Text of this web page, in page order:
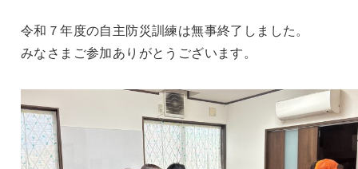
令和７年度の自主防災訓練は無事終了しました。
みなさまご参加ありがとうございます。